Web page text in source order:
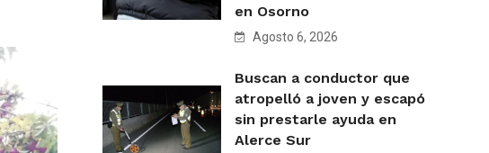
en Osorno
Agosto 6, 2026
Buscan a conductor que
atropelló a joven y escapó
sin prestarle ayuda en
Alerce Sur